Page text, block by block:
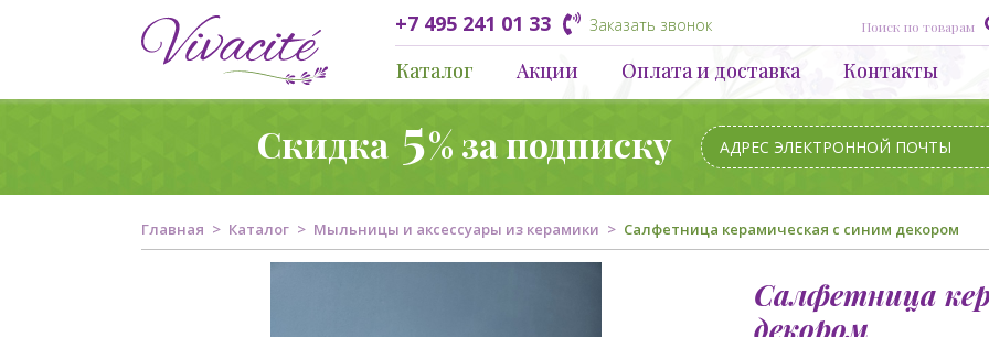
+7 495 241 01 33 Заказать звонок
Каталог Акции Оплата и доставка Контакты
Скидка 5% за подписку
Главная Каталог Мыльницы и аксессуары из керамики Салфетница керамическая с синим декором
Салфетница
декором